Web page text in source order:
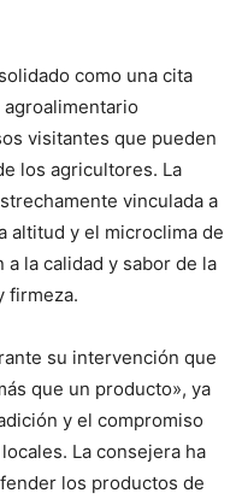
como una cita
visitantes que pueden
los agricultores. La
vinculada a
altitud y el microclima de
la calidad y sabor de la
firmeza.
su intervención que
que un producto», ya
y el compromiso
La consejera ha
los productos de